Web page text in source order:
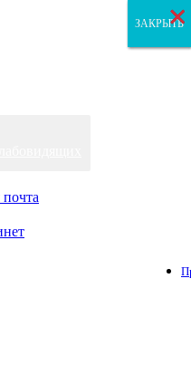
ЗАКРЫТЬ
ЗАКРЫТЬ
ЗАКРЫТЬ
×
×
×